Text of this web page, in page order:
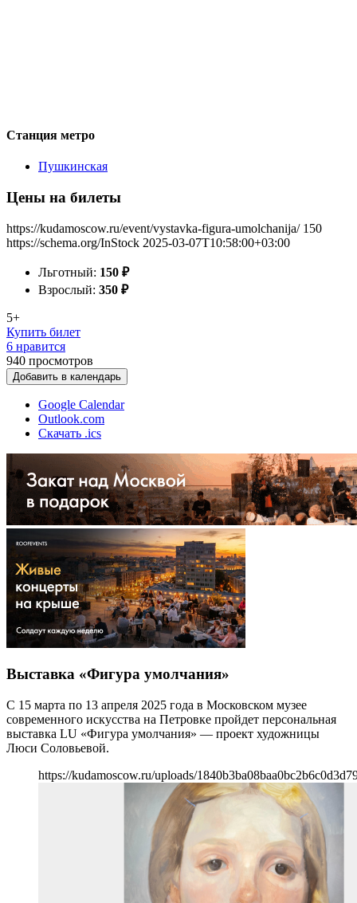
Станция метро
Пушкинская
Цены на билеты
https://kudamoscow.ru/event/vystavka-figura-umolchanija/ 150
https://schema.org/InStock 2025-03-07T10:58:00+03:00
Льготный: 150 ₽
Взрослый: 350 ₽
5+
Купить билет
6 нравится
940 просмотров
Добавить в календарь
Google Calendar
Outlook.com
Скачать .ics
Выставка «Фигура умолчания»
С 15 марта по 13 апреля 2025 года в Московском музее
современного искусства на Петровке пройдет персональная
выставка LU «Фигура умолчания» — проект художницы
Люси Соловьевой.
https://kudamoscow.ru/uploads/